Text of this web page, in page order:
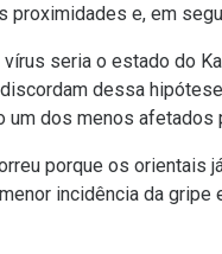
proximidades e, em
seria o estado do
dessa
dos menos afetados
porque os orientais
incidência da